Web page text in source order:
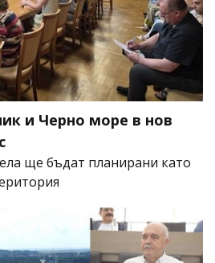
и Черно море в нов
ще бъдат планирани като